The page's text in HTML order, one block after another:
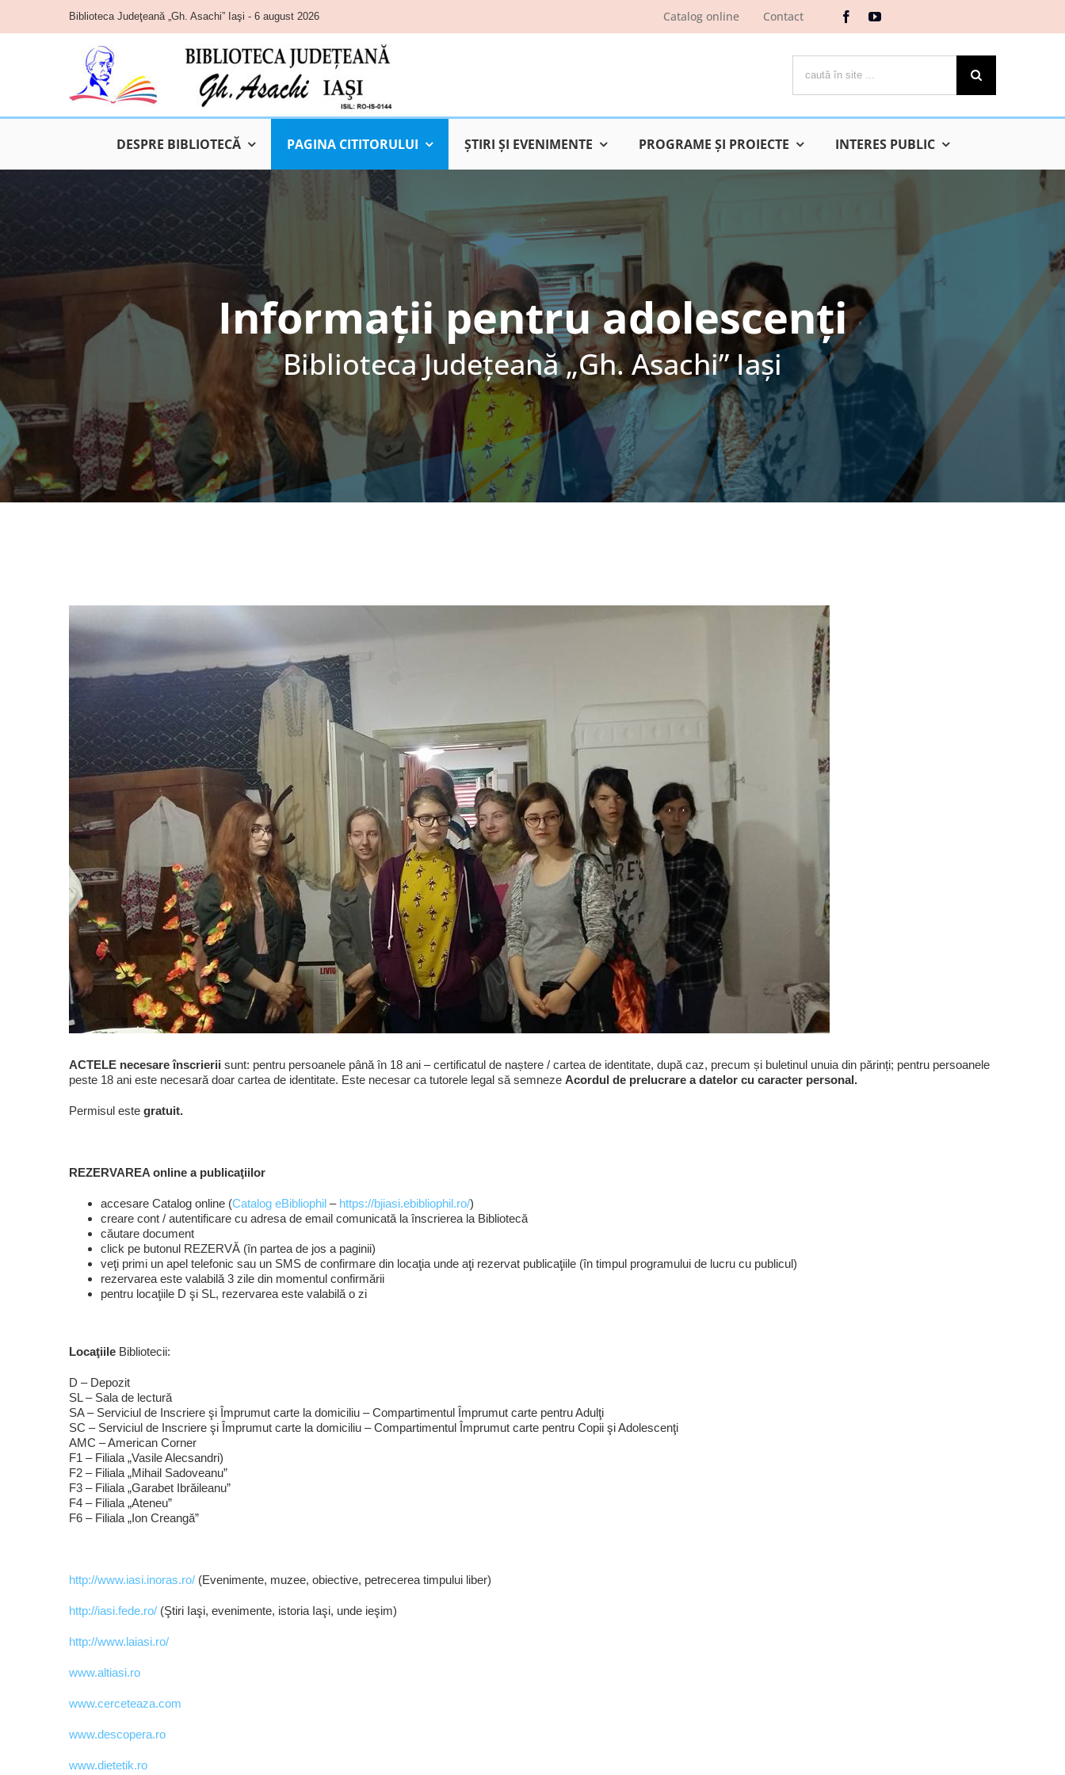
content
Biblioteca Judeţeană „Gh. Asachi” Iaşi - 6 august 2026 Catalog online Contact
DESPRE BIBLIOTECĂ PAGINA CITITORULUI ŞTIRI ŞI EVENIMENTE PROGRAME ŞI PROIECTE INTERES PUBLIC
Informații pentru adolescenți
Biblioteca Judeţeană „Gh. Asachi” Iaşi
ACTELE necesare înscrierii sunt: pentru persoanele până în 18 ani – certificatul de naștere / cartea de identitate, după caz, precum și buletinul unuia din părinți; pentru persoanele
peste 18 ani este necesară doar cartea de identitate. Este necesar ca tutorele legal să semneze Acordul de prelucrare a datelor cu caracter personal.
Permisul este gratuit.
REZERVAREA online a publicaţiilor
accesare Catalog online (Catalog eBibliophil – https://bjiasi.ebibliophil.ro/)
creare cont / autentificare cu adresa de email comunicată la înscrierea la Bibliotecă
căutare document
click pe butonul REZERVĂ (în partea de jos a paginii)
veţi primi un apel telefonic sau un SMS de confirmare din locaţia unde aţi rezervat publicaţiile (în timpul programului de lucru cu publicul)
rezervarea este valabilă 3 zile din momentul confirmării
pentru locaţiile D şi SL, rezervarea este valabilă o zi
Locaţiile Bibliotecii:
D – Depozit
SL – Sala de lectură
SA – Serviciul de Inscriere şi Împrumut carte la domiciliu – Compartimentul Împrumut carte pentru Adulţi
SC – Serviciul de Inscriere şi Împrumut carte la domiciliu – Compartimentul Împrumut carte pentru Copii şi Adolescenţi
AMC – American Corner
F1 – Filiala „Vasile Alecsandri)
F2 – Filiala „Mihail Sadoveanu”
F3 – Filiala „Garabet Ibrăileanu”
F4 – Filiala „Ateneu”
F6 – Filiala „Ion Creangă”
http://www.iasi.inoras.ro/ (Evenimente, muzee, obiective, petrecerea timpului liber)
http://iasi.fede.ro/ (Ştiri Iaşi, evenimente, istoria Iaşi, unde ieşim)
http://www.laiasi.ro/
www.altiasi.ro
www.cerceteaza.com
www.descopera.ro
www.dietetik.ro